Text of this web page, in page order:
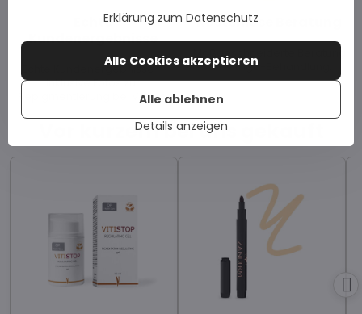
Echte
Kundenergebnisse
Echte Kundenergebnisse –
inklusive Fotos zur
Repigmentierung bei Vitiligo.
Kostenlose Beratung
Maßgeschneiderte Beratung
zur Vitiligo-Behandlung.
Vor kurzem bei uns gekauft
Erklärung zum Datenschutz
Details anzeigen
Alle Cookies akzeptieren
Alle ablehnen